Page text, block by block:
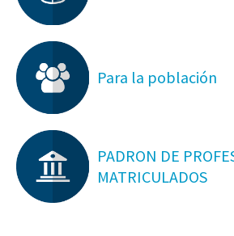
Para la población
PADRON DE
MATRICULADOS